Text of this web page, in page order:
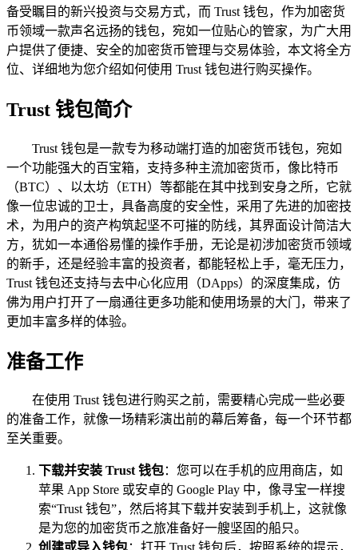
备受瞩目的新兴投资与交易方式，而 Trust 钱包，作为加密货
币领域一款声名远扬的钱包，宛如一位贴心的管家，为广大用
户提供了便捷、安全的加密货币管理与交易体验，本文将全方
位、详细地为您介绍如何使用 Trust 钱包进行购买操作。
Trust 钱包简介
Trust 钱包是一款专为移动端打造的加密货币钱包，宛如
一个功能强大的百宝箱，支持多种主流加密货币，像比特币
（BTC）、以太坊（ETH）等都能在其中找到安身之所，它就
像一位忠诚的卫士，具备高度的安全性，采用了先进的加密技
术，为用户的资产构筑起坚不可摧的防线，其界面设计简洁大
方，犹如一本通俗易懂的操作手册，无论是初涉加密货币领域
的新手，还是经验丰富的投资者，都能轻松上手，毫无压力，
Trust 钱包还支持与去中心化应用（DApps）的深度集成，仿
佛为用户打开了一扇通往更多功能和使用场景的大门，带来了
更加丰富多样的体验。
准备工作
在使用 Trust 钱包进行购买之前，需要精心完成一些必要
的准备工作，就像一场精彩演出前的幕后筹备，每一个环节都
至关重要。
下载并安装 Trust 钱包：您可以在手机的应用商店，如
苹果 App Store 或安卓的 Google Play 中，像寻宝一样搜
索“Trust 钱包”，然后将其下载并安装到手机上，这就像
是为您的加密货币之旅准备好一艘坚固的船只。